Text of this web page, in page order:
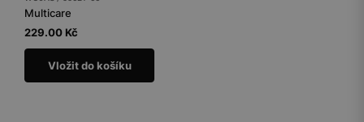
Multicare
229.00 Kč
Vložit do košíku